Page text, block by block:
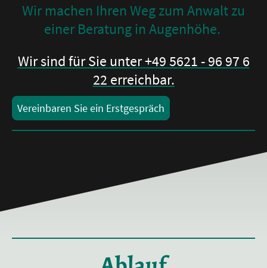
Wir machen Ihren Weg zum Anwalt zu
einer Beratung in Augenhöhe.
Wir sind für Sie unter +49 5621 - 96 97 6
22 erreichbar.
Vereinbaren Sie ein Erstgespräch